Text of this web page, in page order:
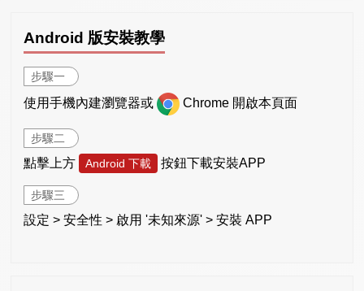
Android 版安裝教學
步驟一
使用手機內建瀏覽器或 Chrome 開啟本頁面
步驟二
點擊上方 Android 下載 按鈕下載安裝APP
步驟三
設定 > 安全性 > 啟用 '未知來源' > 安裝 APP